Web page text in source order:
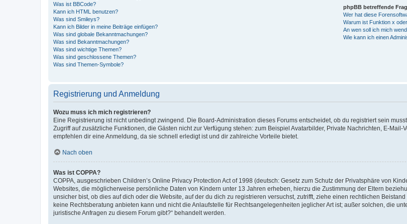
Was ist BBCode?
Kann ich HTML benutzen?
Was sind Smileys?
Kann ich Bilder in meine Beiträge einfügen?
Was sind globale Bekanntmachungen?
Was sind Bekanntmachungen?
Was sind wichtige Themen?
Was sind geschlossene Themen?
Was sind Themen-Symbole?
phpBB betreffende
Wer hat diese
Warum ist Funktion x
An wen soll ich mich
Wie kann ich einen
Registrierung und Anmeldung
Wozu muss ich mich registrieren?
Eine Registrierung ist nicht unbedingt zwingend. Die Board-Administration dieses Forums entscheidet, ob du registriert sein
Zugriff auf zusätzliche Funktionen, die Gästen nicht zur Verfügung stehen: zum Beispiel Avatarbilder, Private Nachrichten, E-
empfehlen dir eine Anmeldung, da sie schnell erledigt ist und dir zahlreiche Vorteile bietet.
Nach oben
Was ist COPPA?
COPPA, ausgeschrieben Children’s Online Privacy Protection Act of 1998 (deutsch: Gesetz zum Schutz der Privatsphäre von
Websites, die möglicherweise persönliche Daten von Kindern unter 13 Jahren erheben, hierzu die Zustimmung der Eltern
unsicher bist, ob dies auf dich oder die Website, auf der du dich zu registrieren versuchst, zutrifft, ziehe einen rechtlichen
keine Rechtsberatung anbieten kann und nicht die Anlaufstelle für Rechtsangelegenheiten jeglicher Art ist; außer solchen, die
juristische Anfragen zu diesem Forum gibt?“ behandelt werden.